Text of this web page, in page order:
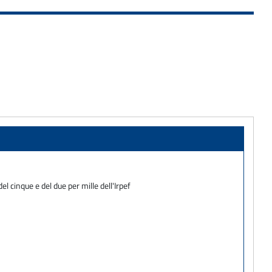
cinque e del due per mille dell'Irpef